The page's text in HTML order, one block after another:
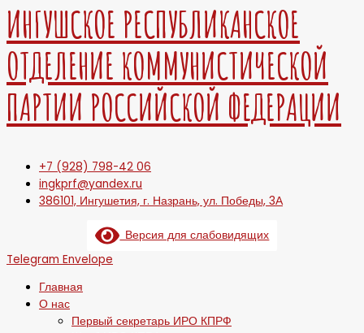
ИНГУШСКОЕ РЕСПУБЛИКАНСКОЕ
ОТДЕЛЕНИЕ КОММУНИСТИЧЕСКОЙ
ПАРТИИ РОССИЙСКОЙ ФЕДЕРАЦИИ
+7 (928) 798-42 06
ingkprf@yandex.ru
386101, Ингушетия, г. Назрань, ул. Победы, 3А
Версия для слабовидящих
Telegram Envelope
Главная
О нас
Первый секретарь ИРО КПРФ